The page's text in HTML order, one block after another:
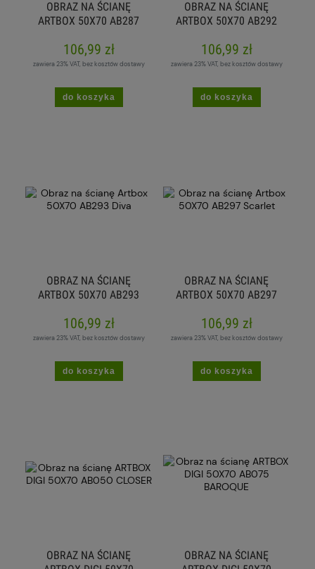
OBRAZ NA ŚCIANĘ
ARTBOX 50X70 AB287
106,99 zł
zawiera 23% VAT, bez kosztów dostawy
do koszyka
OBRAZ NA ŚCIANĘ
ARTBOX 50X70 AB292
106,99 zł
zawiera 23% VAT, bez kosztów dostawy
do koszyka
OBRAZ NA ŚCIANĘ
ARTBOX 50X70 AB293
106,99 zł
zawiera 23% VAT, bez kosztów dostawy
do koszyka
OBRAZ NA ŚCIANĘ
ARTBOX 50X70 AB297
106,99 zł
zawiera 23% VAT, bez kosztów dostawy
do koszyka
OBRAZ NA ŚCIANĘ
OBRAZ NA ŚCIANĘ